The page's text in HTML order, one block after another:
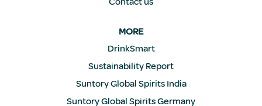
MORE
DrinkSmart
Sustainability Report
Suntory Global Spirits India
Suntory Global Spirits Germany